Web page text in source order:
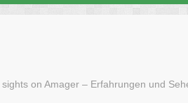
on Amager – Erfahrungen und